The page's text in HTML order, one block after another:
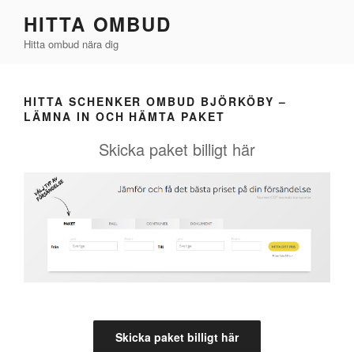
innehåll
HITTA OMBUD
Hitta ombud nära dig
HITTA SCHENKER OMBUD BJÖRKÖBY –
LÄMNA IN OCH HÄMTA PAKET
Skicka paket billigt här
Skicka paket billigt här